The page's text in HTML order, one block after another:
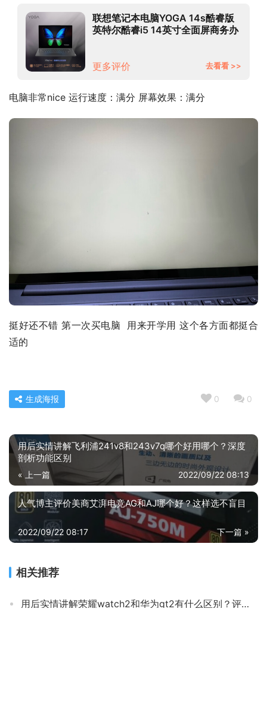
联想笔记本电脑YOGA 14s酷睿版
英特尔酷睿i5 14英寸全面屏商务办
更多评价
去看看 >>
电脑非常nice 运行速度：满分 屏幕效果：满分
挺好还不错 第一次买电脑  用来开学用 这个各方面都挺合
适的
0 0
生成海报
用后实情讲解飞利浦241v8和243v7q哪个好用哪个？深度
剖析功能区别
« 上一篇 2022/09/22 08:13
人气博主评价美商艾湃电竞AG和AJ哪个好？这样选不盲目
下一篇 »
2022/09/22 08:17
相关推荐
用后实情讲解荣耀watch2和华为gt2有什么区别？评测比较哪款好